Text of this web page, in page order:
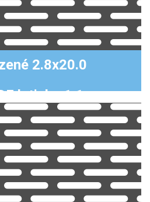
2.8x20.0
k tisku 1:1